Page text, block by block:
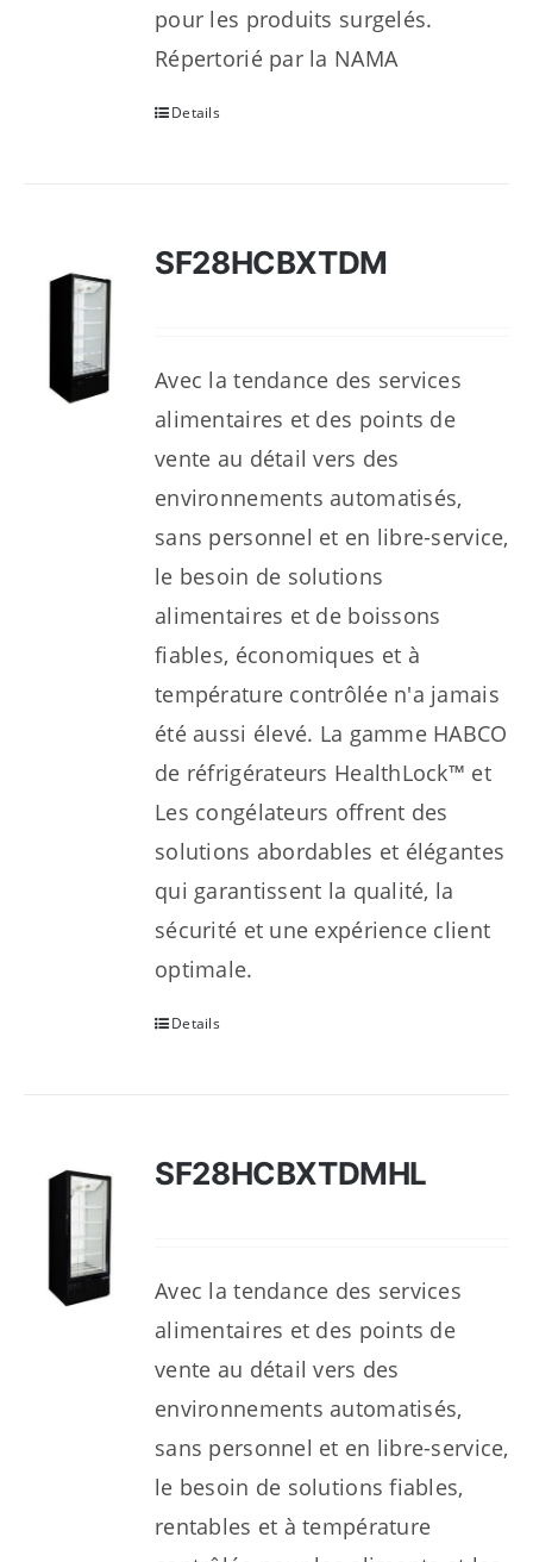
pour les produits surgelés.
Répertorié par la NAMA
Details
SF28HCBXTDM
Avec la tendance des services
alimentaires et des points de
vente au détail vers des
environnements automatisés,
sans personnel et en libre-service,
le besoin de solutions
alimentaires et de boissons
fiables, économiques et à
température contrôlée n'a jamais
été aussi élevé. La gamme HABCO
de réfrigérateurs HealthLock™ et
Les congélateurs offrent des
solutions abordables et élégantes
qui garantissent la qualité, la
sécurité et une expérience client
optimale.
Details
SF28HCBXTDMHL
Avec la tendance des services
alimentaires et des points de
vente au détail vers des
environnements automatisés,
sans personnel et en libre-service,
le besoin de solutions fiables,
rentables et à température